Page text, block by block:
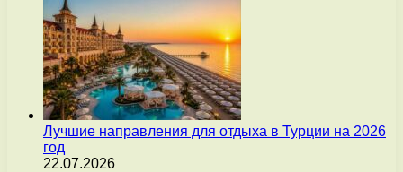
Лучшие направления для отдыха в Турции на 2026
год
22.07.2026